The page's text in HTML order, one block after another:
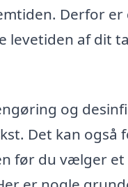
Derfor er
levetiden af dit
og
Det kan også
før du vælger